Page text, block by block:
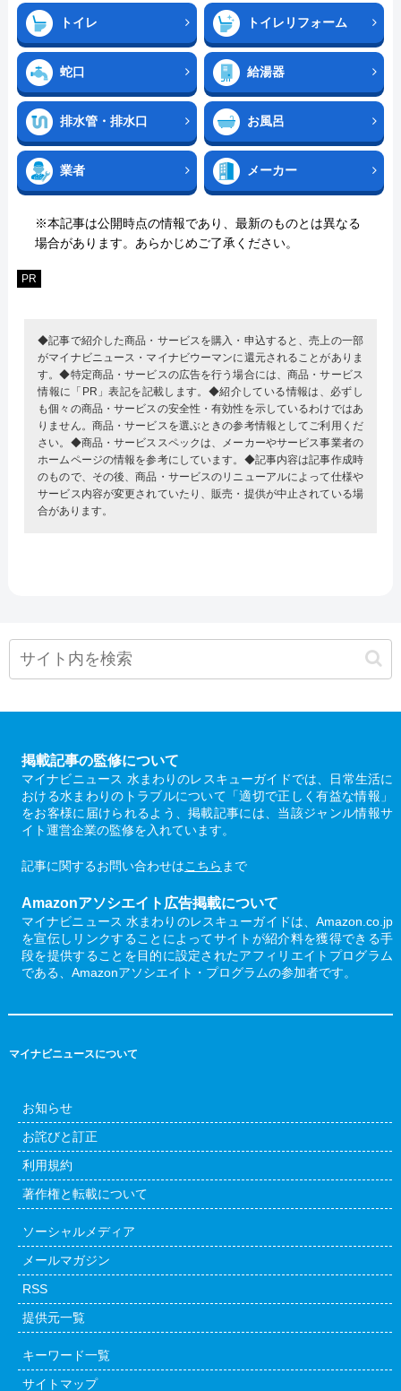
トイレ トイレリフォーム
蛇口 給湯器
排水管・排水口 お風呂
業者 メーカー
※本記事は公開時点の情報であり、最新のものとは異なる
場合があります。あらかじめご了承ください。
PR
◆記事で紹介した商品・サービスを購入・申込すると、売上の一部
がマイナビニュース・マイナビウーマンに還元されることがありま
す。◆特定商品・サービスの広告を行う場合には、商品・サービス
情報に「PR」表記を記載します。◆紹介している情報は、必ずし
も個々の商品・サービスの安全性・有効性を示しているわけではあ
りません。商品・サービスを選ぶときの参考情報としてご利用くだ
さい。◆商品・サービススペックは、メーカーやサービス事業者の
ホームページの情報を参考にしています。◆記事内容は記事作成時
のもので、その後、商品・サービスのリニューアルによって仕様や
サービス内容が変更されていたり、販売・提供が中止されている場
合があります。
掲載記事の監修について
マイナビニュース 水まわりのレスキューガイドでは、日常生活に
おける水まわりのトラブルについて「適切で正しく有益な情報」
をお客様に届けられるよう、掲載記事には、当該ジャンル情報サ
イト運営企業の監修を入れています。
記事に関するお問い合わせはこちら まで
Amazonアソシエイト広告掲載について
マイナビニュース 水まわりのレスキューガイドは、Amazon.co.jp
を宣伝しリンクすることによってサイトが紹介料を獲得できる手
段を提供することを目的に設定されたアフィリエイトプログラム
である、Amazonアソシエイト・プログラムの参加者です。
マイナビニュースについて
お知らせ
お詫びと訂正
利用規約
著作権と転載について
ソーシャルメディア
メールマガジン
RSS
提供元一覧
キーワード一覧
サイトマップ